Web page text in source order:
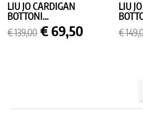
LIU JO CARDIGAN
BOTTONI...
Prezzo
base
€ 139,00 Prezzo
€ 69,50
LIU
base
€